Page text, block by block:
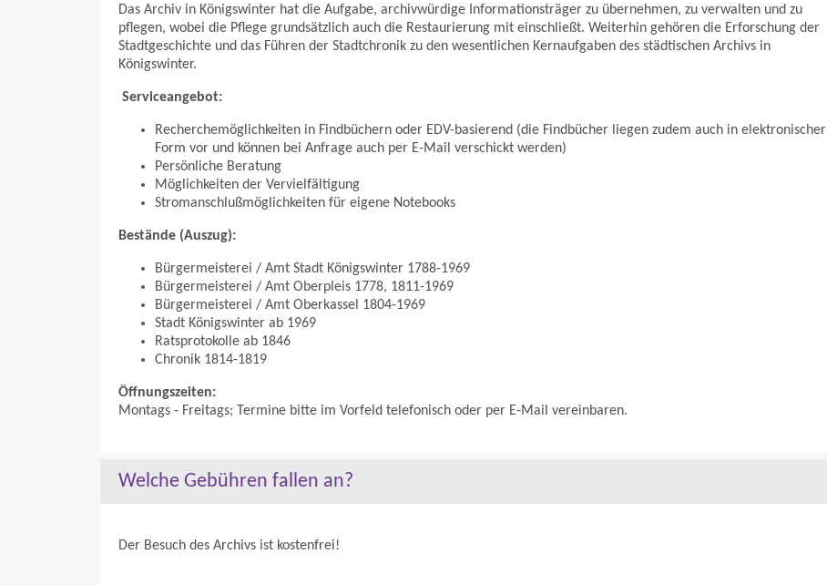
Das Archiv in Königswinter hat die Aufgabe, archivwürdige Informationsträger zu übernehmen, zu verwalten und zu
pflegen, wobei die Pflege grundsätzlich auch die Restaurierung mit einschließt. Weiterhin gehören die Erforschung der
Stadtgeschichte und das Führen der Stadtchronik zu den wesentlichen Kernaufgaben des städtischen Archivs in
Königswinter.
Serviceangebot:
Recherchemöglichkeiten in Findbüchern oder EDV-basierend (die Findbücher liegen zudem auch in elektronischer
Form vor und können bei Anfrage auch per E-Mail verschickt werden)
Persönliche Beratung
Möglichkeiten der Vervielfältigung
Stromanschlußmöglichkeiten für eigene Notebooks
Bestände (Auszug):
Bürgermeisterei / Amt Stadt Königswinter 1788-1969
Bürgermeisterei / Amt Oberpleis 1778, 1811-1969
Bürgermeisterei / Amt Oberkassel 1804-1969
Stadt Königswinter ab 1969
Ratsprotokolle ab 1846
Chronik 1814-1819
Öffnungszeiten:
Montags - Freitags; Termine bitte im Vorfeld telefonisch oder per E-Mail vereinbaren.
Welche Gebühren fallen an?
Der Besuch des Archivs ist kostenfrei!